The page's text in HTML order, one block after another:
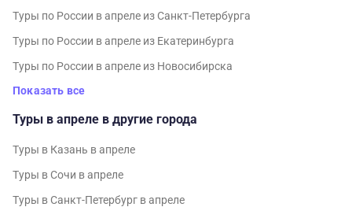
Туры по России в апреле из Санкт-Петербурга
Туры по России в апреле из Екатеринбурга
Туры по России в апреле из Новосибирска
Показать все
Туры в апреле в другие города
Туры в Казань в апреле
Туры в Сочи в апреле
Туры в Санкт-Петербург в апреле